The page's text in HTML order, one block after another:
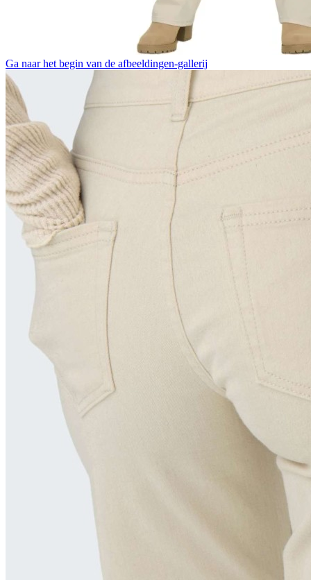
Ga naar het begin van de afbeeldingen-gallerij